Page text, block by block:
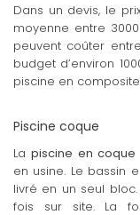
Dans un devis, le
moyenne entre
peuvent coûter
budget d’environ
piscine en
Piscine coque
Lapiscine en coque
en usine. Le bassin
livré en un seul
fois sur site. La